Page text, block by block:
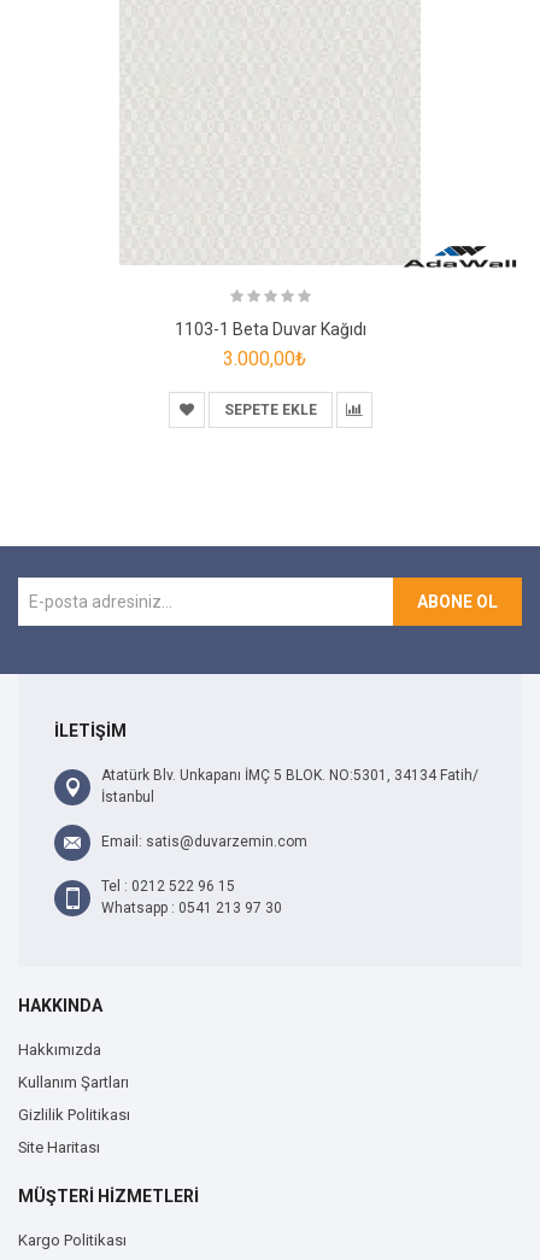
1103-1 Beta Duvar Kağıdı
3.000,00₺
SEPETE EKLE
ABONE OL
İLETİŞİM
Atatürk Blv. Unkapanı İMÇ 5 BLOK. NO:5301, 34134 Fatih/
İstanbul
Email: satis@duvarzemin.com
Tel : 0212 522 96 15
Whatsapp : 0541 213 97 30
HAKKINDA
Hakkımızda
Kullanım Şartları
Gizlilik Politikası
Site Haritası
MÜŞTERİ HİZMETLERİ
Kargo Politikası